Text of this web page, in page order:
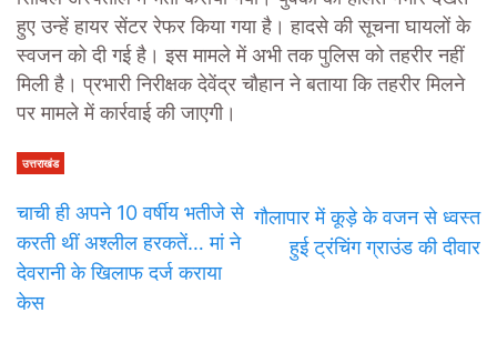
हुए उन्हें हायर सेंटर रेफर किया गया है। हादसे की सूचना घायलों के
स्वजन को दी गई है। इस मामले में अभी तक पुलिस को तहरीर नहीं
मिली है। प्रभारी निरीक्षक देवेंद्र चौहान ने बताया कि तहरीर मिलने
पर मामले में कार्रवाई की जाएगी।
उत्तराखंड
चाची ही अपने 10 वर्षीय भतीजे से
करती थीं अश्लील हरकतें… मां ने
देवरानी के खिलाफ दर्ज कराया
केस
गौलापार में कूड़े के वजन से ध्वस्त
हुई ट्रंचिंग ग्राउंड की दीवार